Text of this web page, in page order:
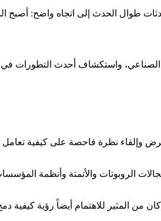
وإلقاء نظرة فاحصة على كيفية
الروبوتات والأتمتة وأنظمة